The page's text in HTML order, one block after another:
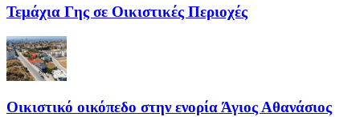
Τεμάχια Γης σε Οικιστικές Περιοχές
Οικιστικό οικόπεδο στην ενορία Άγιος Αθανάσιος